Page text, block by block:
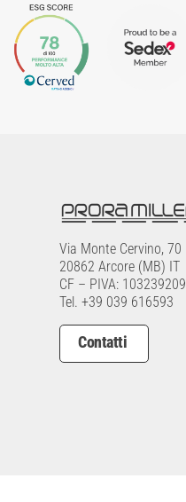
Via Monte Cervino, 70
20862 Arcore (MB) IT
CF – PIVA:
Tel. +39 039 616593
Contatti